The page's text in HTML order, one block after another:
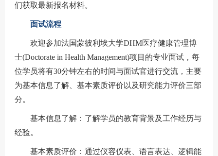
们获取最新报名材料。
面试流程
欢迎参加法国蒙彼利埃大学DHM医疗健康管理博
士(Doctorate in Health Management)项目的专业面试，每
位学员将有30分钟左右的时间与面试官进行交流，主要
为基本信息了解、基本素质评价以及研究能力评价三部
分。
基本信息了解：了解学员的教育背景及工作经历与
经验。
基本素质评价：通过仪容仪表、语言表达、逻辑能